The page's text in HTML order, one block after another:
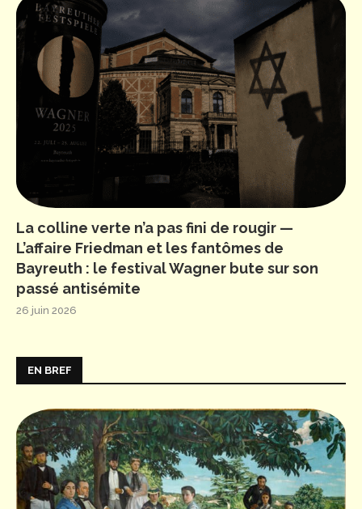
La colline verte n’a pas fini de rougir —
L’affaire Friedman et les fantômes de
Bayreuth : le festival Wagner bute sur son
passé antisémite
26 juin 2026
EN BREF